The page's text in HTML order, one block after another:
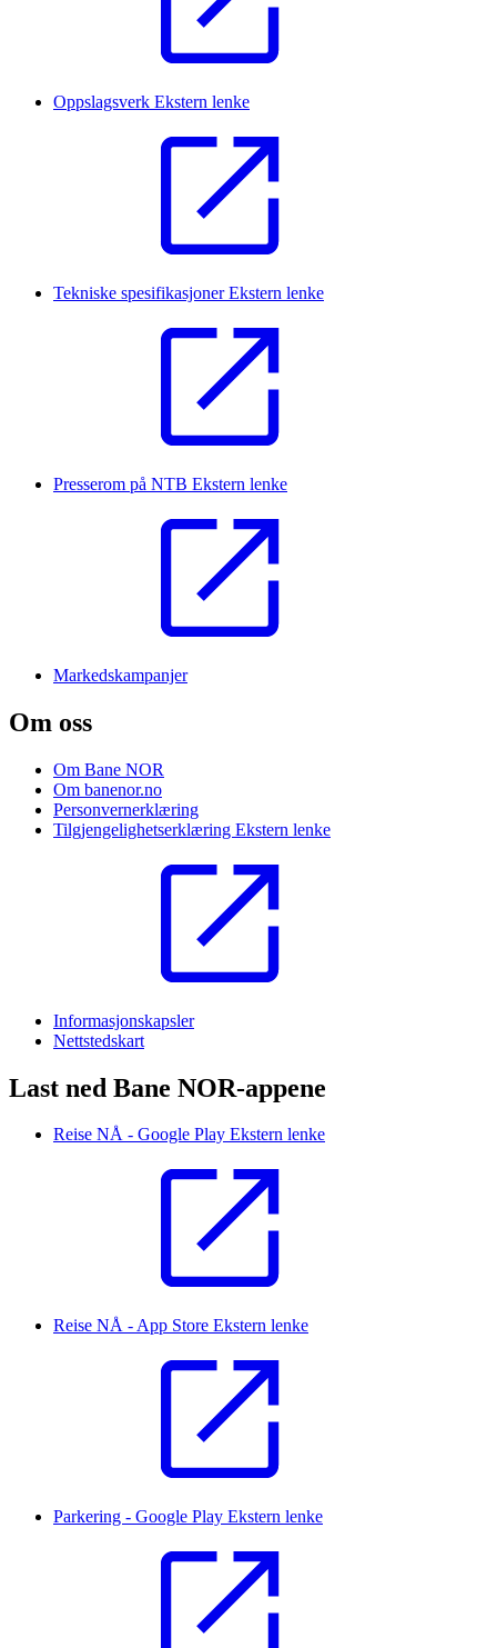
Oppslagsverk Ekstern lenke
Tekniske spesifikasjonerEkstern lenke
Presserom på NTB Ekstern lenke
Markedskampanjer
Om oss
Om Bane NOR
Om banenor.no
Personvernerklæring
Tilgjengelighetserklæring Ekstern lenke
Informasjonskapsler
Nettstedskart
Last ned Bane NOR-appene
Reise NÅ - Google Play Ekstern lenke
Reise NÅ - App Store Ekstern lenke
Parkering - Google Play Ekstern lenke